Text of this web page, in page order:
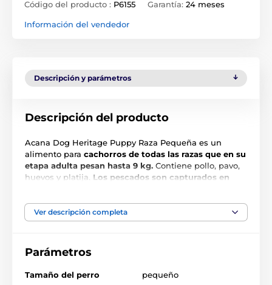
Código del producto : P6155 Garantía: 24 meses
Información del vendedor
Descripción y parámetros
Descripción del producto
Acana Dog Heritage Puppy Raza Pequeña es un
alimento para cachorros de todas las razas que en su
etapa adulta pesan hasta 9 kg. Contiene pollo, pavo,
huevos y platija. Los pescados son capturados en
que asegura un desarrollo saludable para tu cachorro.
Principales ventajas:
Ver descripción completa
Parámetros
Tamaño del perro pequeño